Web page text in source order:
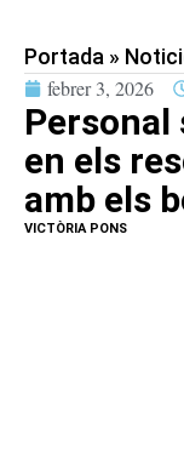
Portada »
febrer 3, 2026
en els
amb els
VICTÒRIA PONS